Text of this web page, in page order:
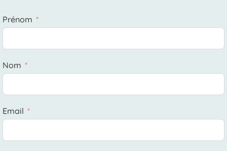
Prénom
Nom
Email